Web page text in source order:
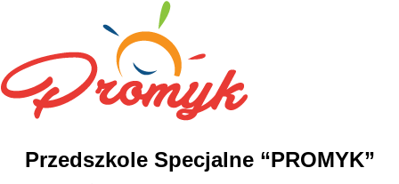
Przedszkole Specjalne “PROMYK”